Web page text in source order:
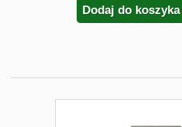
Dodaj do koszyka